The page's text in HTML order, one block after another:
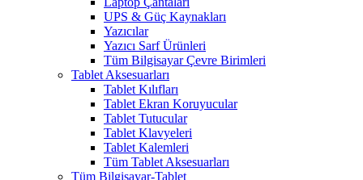
UPS & Güç Kaynakları
Yazıcılar
Yazıcı Sarf Ürünleri
Tüm Bilgisayar Çevre Birimleri
Tablet Aksesuarları
Tablet Kılıfları
Tablet Ekran Koruyucular
Tablet Tutucular
Tablet Klavyeleri
Tablet Kalemleri
Tüm Tablet Aksesuarları
Tüm Bilgisayar-Tablet